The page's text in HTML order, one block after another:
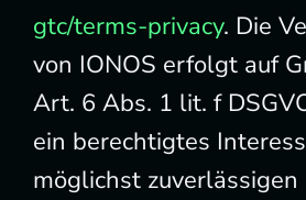
gtc/terms-privacy. Die
von IONOS erfolgt auf
Art. 6 Abs. 1 lit. f
ein berechtigtes
möglichst